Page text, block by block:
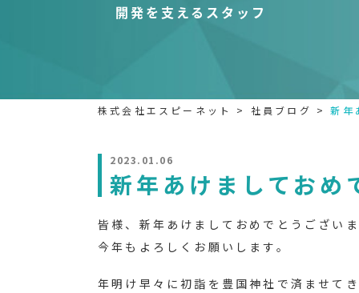
開発を支えるスタッフ
株式会社エスピーネット > 社員ブログ >新年
2023.01.06
新年あけましておめ
皆様、新年あけましておめでとうござい
今年もよろしくお願いします。
年明け早々に初詣を豊国神社で済ませて